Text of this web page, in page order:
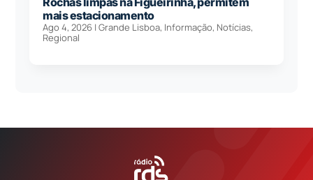
mais estacionamento
Ago 4, 2026 |Grande Lisboa, Informação, Notícias,
Regional